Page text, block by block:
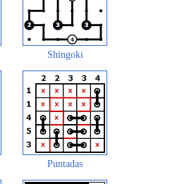
Shingoki
Puntadas